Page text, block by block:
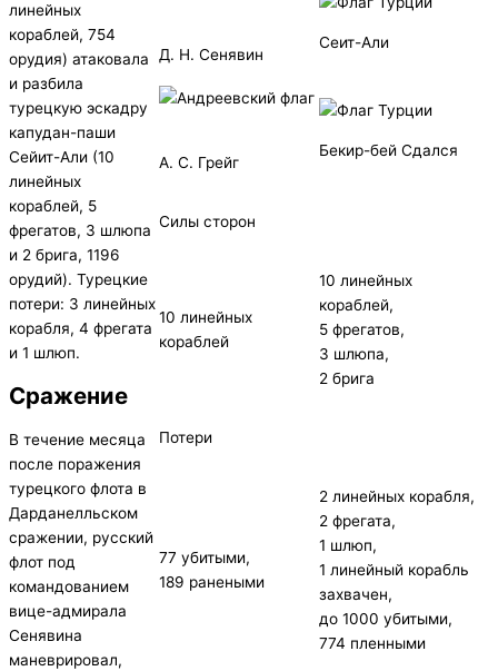
Д. Н. Сенявин
Сеит-Али
А. С. Грейг
Бекир-бей Сдался
Силы сторон
10 линейных
кораблей
10 линейных
кораблей,
5 фрегатов,
3 шлюпа,
2 брига
Потери
77 убитыми,
189 ранеными
2 линейных корабля,
2 фрегата,
1 шлюп,
1 линейный корабль
захвачен,
до 1000 убитыми,
774 пленными
линейных
кораблей, 754
орудия) атаковала
и разбила
турецкую эскадру
капудан-паши
Сейит-Али (10
линейных
кораблей, 5
фрегатов, 3 шлюпа
и 2 брига, 1196
орудий). Турецкие
потери: 3 линейных
корабля, 4 фрегата
и 1 шлюп.
Сражение
В течение месяца
после поражения
турецкого флота в
Дарданелльском
сражении, русский
флот под
командованием
вице-адмирала
Сенявина
маневрировал,